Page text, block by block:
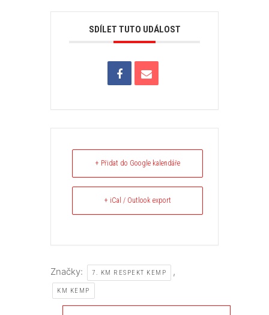
SDÍLET TUTO UDÁLOST
+ Přidat do Google kalendáře
+ iCal / Outlook export
Značky: 7. KM RESPEKT KEMP ,
KM KEMP